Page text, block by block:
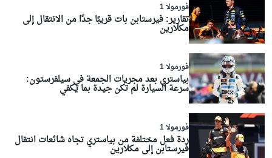
فورمولا 1
تقارير: فيرستابن بات قريبًا جدًا من الانتقال إلى
مكلارين
فورمولا 1
بياستري بعد مجريات الجمعة في سيلفرستون:
سرعة السيارة لم تكن جيدة بما يكفي
فورمولا 1
ردة فعل مختلفة من بياستري تجاه شائعات انتقال
فيرستابن إلى مكلارين